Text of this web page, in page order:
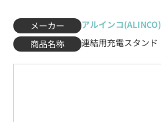
メーカー
アルインコ(ALINCO)
商品名称
連結用充電スタンド